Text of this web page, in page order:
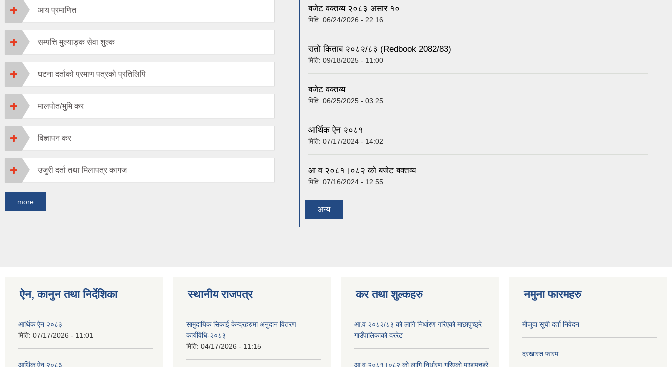
आय प्रमाणित
सम्पत्ति मुल्याङ्क सेवा शुल्क
घटना दर्ताको प्रमाण पत्रको प्रतिलिपि
मालपोत/भुमि कर
विज्ञापन कर
उजुरी दर्ता तथा मिलापत्र कागज
more
बजेट वक्तव्य २०८३ असार १०
मिति: 06/24/2026 - 22:16
रातो किताब २०८२/८३ (Redbook 2082/83)
मिति: 09/18/2025 - 11:00
बजेट वक्तव्य
मिति: 06/25/2025 - 03:25
आर्थिक ऐन २०८१
मिति: 07/17/2024 - 14:02
आ व २०८१।०८२ को बजेट बक्तव्य
मिति: 07/16/2024 - 12:55
अन्य
ऐन, कानुन तथा निर्देशिका
आर्थिक ऐन २०८३
मिति: 07/17/2026 - 11:01
आर्थिक ऐन २०८३
स्थानीय राजपत्र
सामुदायिक सिकाई केन्द्रहरुमा अनुदान वितरण
कार्यविधि-२०८३
मिति: 04/17/2026 - 11:15
कर तथा शुल्कहरु
आ.व २०८२/८३ को लागि निर्धारण गरिएको माछापुच्छ्रे
गाउँपालिकाको दररेट
आ व २०८१।०८२ को लागि निर्धारण गरिएको माछापुच्छ्रे
नमुना फारमहरु
मौजुदा सूची दर्ता निवेदन
दरखास्त फारम